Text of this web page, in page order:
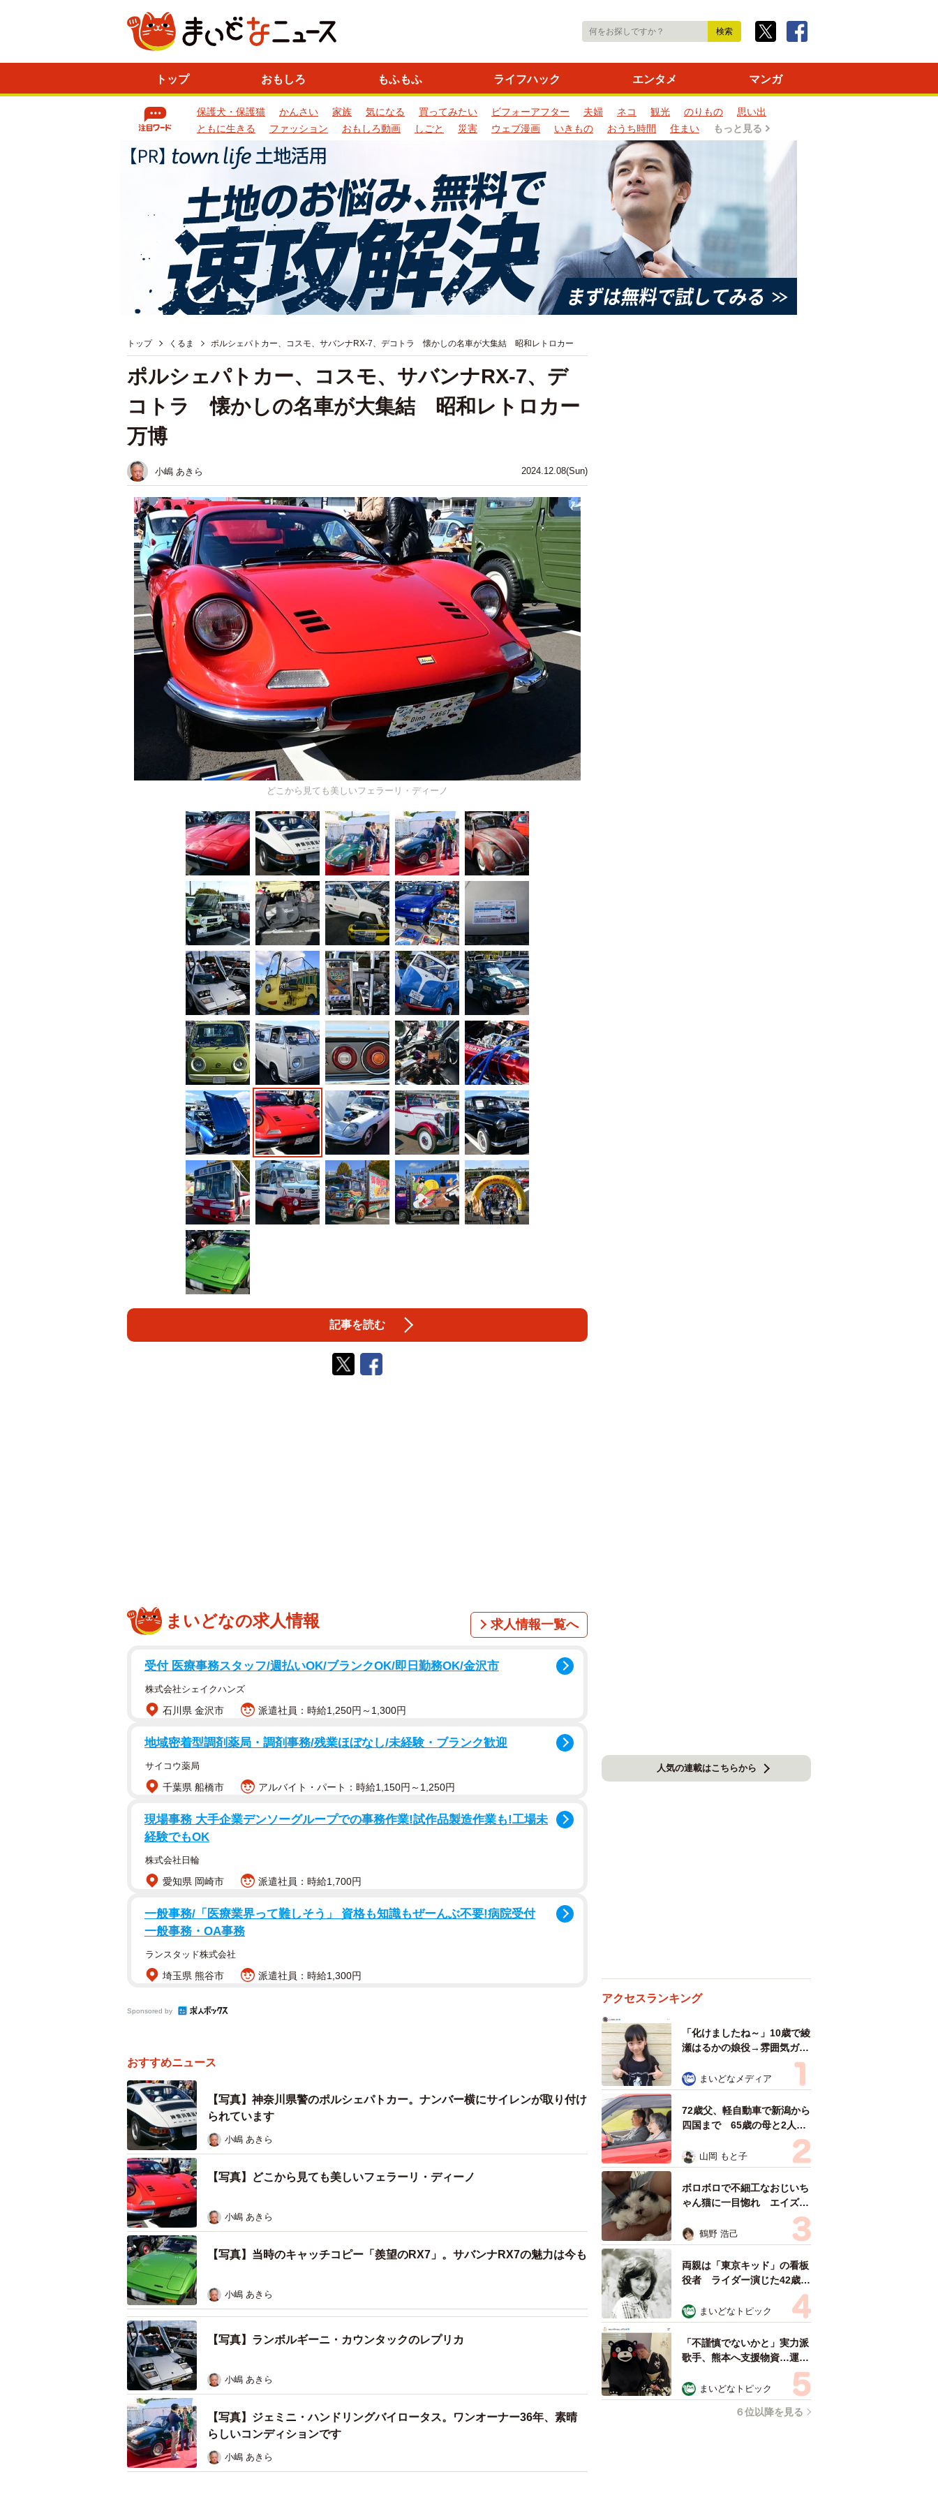
トップ おもしろ もふもふ ライフハック エンタメ マンガ
保護犬・保護猫 かんさい 家族 気になる 買ってみたい ビフォーアフター 夫婦 ネコ 観光 のりもの
思い出
ともに生きる
ファッション おもしろ動画 しごと 災害 ウェブ漫画 いきもの おうち時間 住まい もっと見る
トップ くるま ポルシェパトカー、コスモ、サバンナRX-7、デコトラ 懐かしの名車が大集結 昭和レトロカー
2024.12.08(Sun)
ポルシェパトカー、コスモ、サバンナRX-7、デ
コトラ 懐かしの名車が大集結 昭和レトロカー
万博
小嶋 あきら
どこから見ても美しいフェラーリ・ディーノ
記事を読む
まいどなの求人情報 求人情報一覧へ
受付 医療事務スタッフ/週払いOK/ブランクOK/即日勤務OK/金沢市
株式会社シェイクハンズ
石川県 金沢市 派遣社員：時給1,250円～1,300円
地域密着型調剤薬局・調剤事務/残業ほぼなし/未経験・ブランク歓迎
サイコウ薬局
千葉県 船橋市 アルバイト・パート：時給1,150円～1,250円
現場事務 大手企業デンソーグループでの事務作業!試作品製造作業も!工場未
経験でもOK
株式会社日輪
愛知県 岡崎市 派遣社員：時給1,700円
一般事務/「医療業界って難しそう」 資格も知識もぜーんぶ不要!病院受付
一般事務・OA事務
ランスタッド株式会社
埼玉県 熊谷市 派遣社員：時給1,300円
Sponsored by
おすすめニュース
【写真】神奈川県警のポルシェパトカー。ナンバー横にサイレンが取り付け
られています
小嶋 あきら
【写真】どこから見ても美しいフェラーリ・ディーノ
小嶋 あきら
【写真】当時のキャッチコピー「羨望のRX7」。サバンナRX7の魅力は今も
小嶋 あきら
【写真】ランボルギーニ・カウンタックのレプリカ
小嶋 あきら
【写真】ジェミニ・ハンドリングバイロータス。ワンオーナー36年、素晴
らしいコンディションです
小嶋 あきら
人気の連載はこちらから
アクセスランキング
「化けましたね～」10歳で綾
瀬はるかの娘役→雰囲気ガラ
リの18歳に成長 「メイクで
雰囲気が」「宝塚に入れそ
う」
まいどなメディア
72歳父、軽自動車で新潟から
四国まで 65歳の母と2人で
3泊4日の旅 パーキングの休
憩まで分刻み… 「大学生で
も組まねえよ！」
山岡 もと子
ボロボロで不細工なおじいち
ゃん猫に一目惚れ エイズだ
し手がかかるけど…おうちで
暮らすと「おじ猫」だって可
愛くなったよ！
鶴野 浩己
両親は「東京キッド」の看板
役者 ライダー演じた42歳元
俳優が再婚妻との「ウエディ
ングフォト」計画を明言
「センスあるカメラマン求
む」
まいどなトピック
「不謹慎でないかと」実力派
歌手、熊本へ支援物資…運搬
トラックの車体デザインにた
めらい 「痛いほど伝わる」
「行動され立派」
まいどなトピック
６位以降を見る